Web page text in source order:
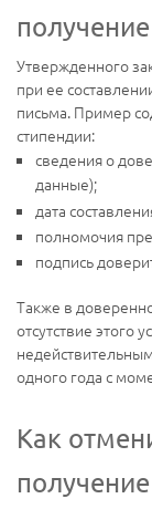
Утвержденного
при ее
письма. Пример
стипендии:
сведения о
данные);
дата
полномочия
подпись
Также в
отсутствие этого
одного года с
Как